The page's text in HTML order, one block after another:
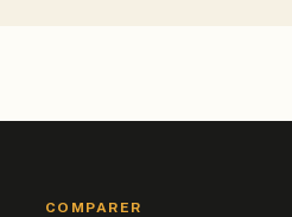
COMPARER